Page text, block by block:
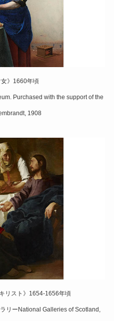
女》1660年頃
Purchased with the support of the
1908
リスト》1654-1656年頃
リーNational Galleries of Scotland,